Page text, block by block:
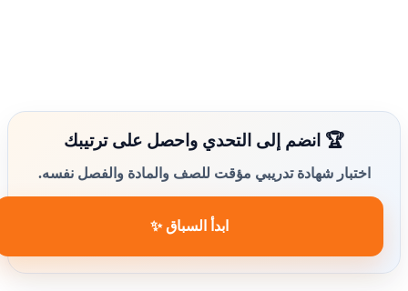
🏆 انضم إلى التحدي واحصل على ترتيبك
اختبار شهادة تدريبي مؤقت للصف والمادة والفصل نفسه.
ابدأ السباق ✨